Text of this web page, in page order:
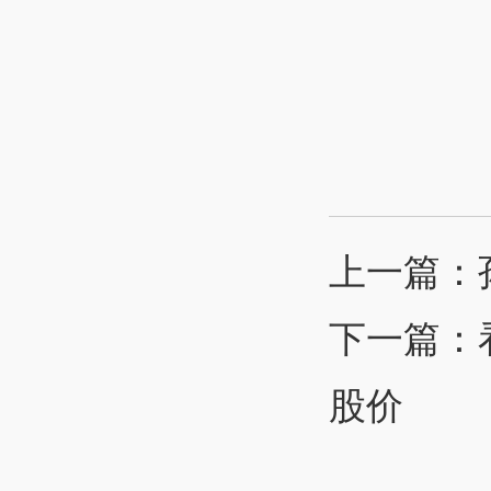
上一篇：
下一篇：
股价